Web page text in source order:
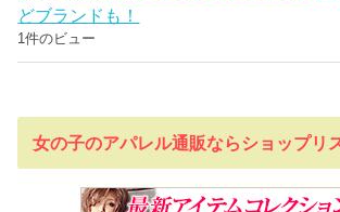
どブランドも！
1件のビュー
女の子のアパレル通販ならショップリ